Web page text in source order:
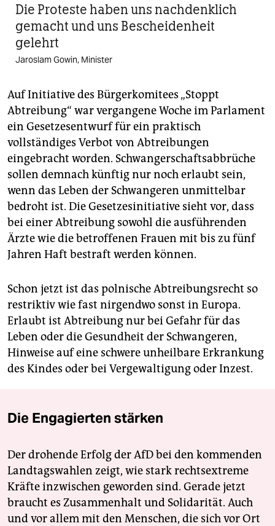
Die Proteste haben uns nachdenklich
gemacht und uns Bescheidenheit
gelehrt
Jaroslam Gowin, Minister
Auf Initiative des Bürgerkomitees „Stoppt
Abtreibung“ war vergangene Woche im Parlament
ein Gesetzesentwurf für ein praktisch
vollständiges Verbot von Abtreibungen
eingebracht worden. Schwangerschaftsabbrüche
sollen demnach künftig nur noch erlaubt sein,
wenn das Leben der Schwangeren unmittelbar
bedroht ist. Die Gesetzesinitiative sieht vor, dass
bei einer Abtreibung sowohl die ausführenden
Ärzte wie die betroffenen Frauen mit bis zu fünf
Jahren Haft bestraft werden können.
Schon jetzt ist das polnische Abtreibungsrecht so
restriktiv wie fast nirgendwo sonst in Europa.
Erlaubt ist Abtreibung nur bei Gefahr für das
Leben oder die Gesundheit der Schwangeren,
Hinweise auf eine schwere unheilbare Erkrankung
des Kindes oder bei Vergewaltigung oder Inzest.
Die Engagierten stärken
Der drohende Erfolg der AfD bei den kommenden
Landtagswahlen zeigt, wie stark rechtsextreme
Kräfte inzwischen geworden sind. Gerade jetzt
braucht es Zusammenhalt und Solidarität. Auch
und vor allem mit den Menschen, die sich vor Ort